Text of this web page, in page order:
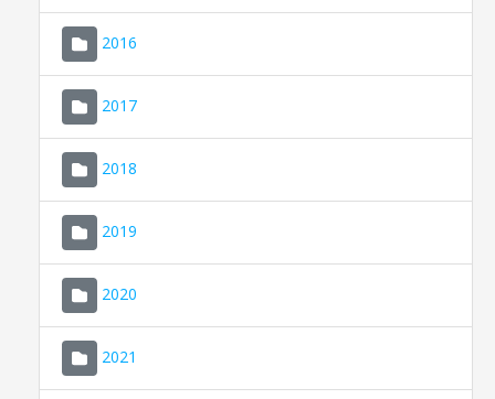
2016
2017
2018
2019
2020
2021